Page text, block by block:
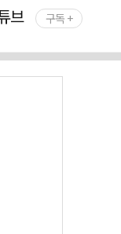
브 구독 +